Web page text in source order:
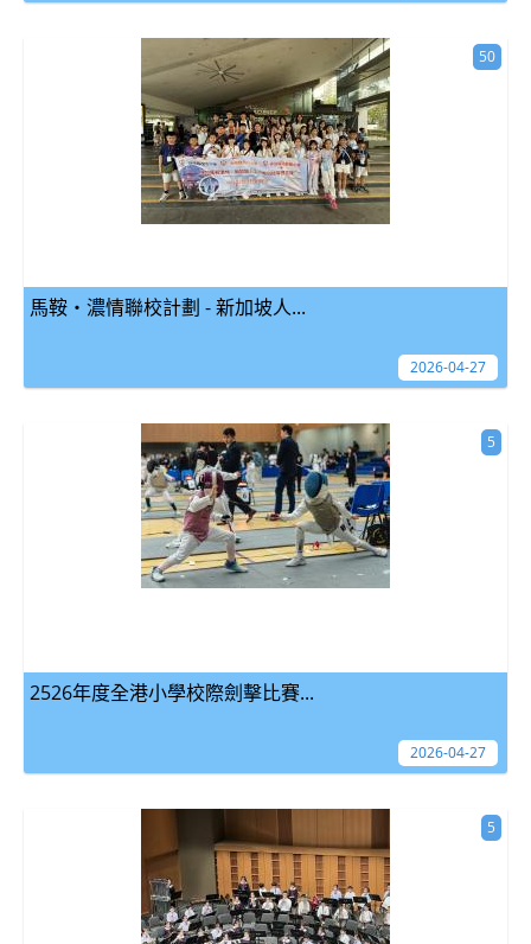
馬鞍‧濃情聯校計劃 - 新加坡人...
50
2026-04-27
2526年度全港小學校際劍擊比賽...
5
2026-04-27
5